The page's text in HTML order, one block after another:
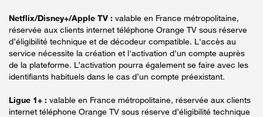
Netflix/Disney+/Apple TV : valable en France métropolitaine,
réservée aux clients internet téléphone Orange TV sous réserve
d’éligibilité technique et de décodeur compatible. L'accès au
service nécessite la création et l'activation d'un compte auprès
de la plateforme. L’activation pourra également se faire avec les
identifiants habituels dans le cas d’un compte préexistant.
Ligue 1+ : valable en France métropolitaine, réservée aux clients
internet téléphone Orange TV sous réserve d’éligibilité technique